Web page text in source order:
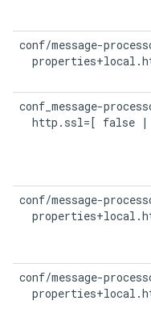
conf/message-
conf_message-
http.ssl=[ false |
conf/message-
conf/message-